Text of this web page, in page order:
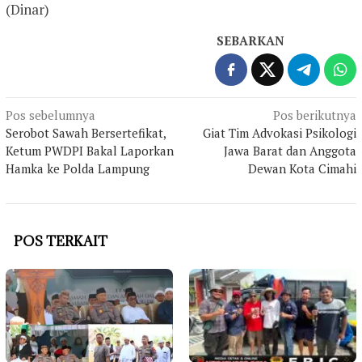
(Dinar)
SEBARKAN
Navigasi
pos
Pos sebelumnya
Serobot Sawah Bersertefikat,
Ketum PWDPI Bakal Laporkan
Hamka ke Polda Lampung
Pos berikutnya
Giat Tim Advokasi Psikologi
Jawa Barat dan Anggota
Dewan Kota Cimahi
POS TERKAIT